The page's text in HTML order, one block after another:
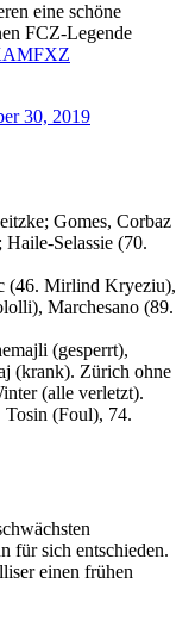
eine schöne
FCZ-Legende
30, 2019
Gomes, Corbaz
Selassie (70.
(46. Mirlind Kryeziu),
Marchesano (89.
(gesperrt),
(krank). Zürich ohne
(alle verletzt).
Tosin (Foul), 74.
für sich entschieden.
einen frühen